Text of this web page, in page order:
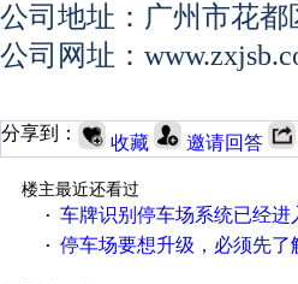
公司地址：广州市花
公司网址：
分享到： 收藏 邀请回答
楼主最近还看过
· 车牌识别停车场系统已经进入黄金
· 停车场要想升级，必须先了解停车场收费系统的